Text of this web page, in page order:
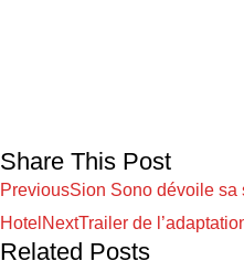
Share This Post
PreviousSion Sono dévoile sa
Hotel NextTrailer de
Related Posts